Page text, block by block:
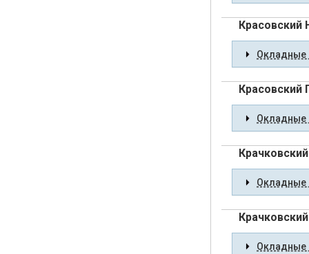
Красовский
Окладные
Красовский
Окладные
Окладные
Окладные